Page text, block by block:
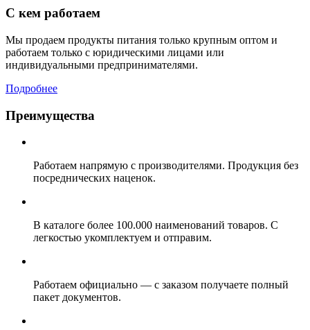
С кем работаем
Мы продаем продукты питания только крупным оптом и
работаем только с юридическими лицами или
индивидуальными предпринимателями.
Подробнее
Преимущества
Работаем напрямую с производителями. Продукция без
посреднических наценок.
В каталоге более 100.000 наименований товаров. С
легкостью укомплектуем и отправим.
Работаем официально — с заказом получаете полный
пакет документов.